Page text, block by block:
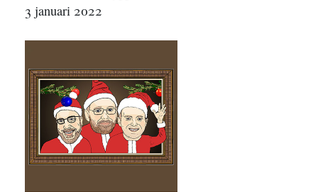
3 januari 2022